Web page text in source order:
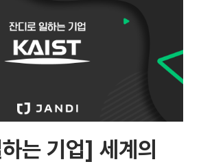
는 기업] 세계의